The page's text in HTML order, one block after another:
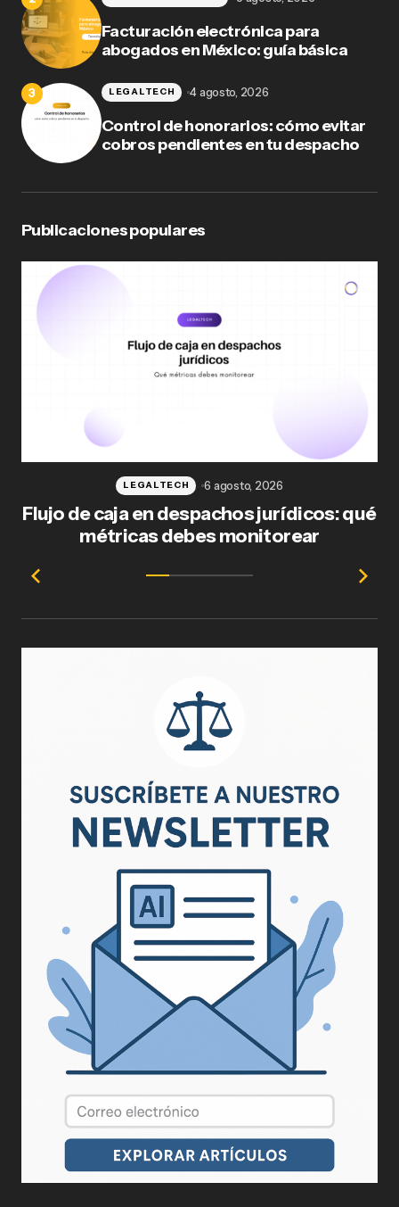
Facturación electrónica para
abogados en México: guía básica
Control de honorarios: cómo evitar
cobros pendientes en tu despacho
LEGALTECH 4 agosto, 2026
Publicaciones populares
Flujo de caja en despachos jurídicos: qué
métricas debes monitorear
LEGALTECH 6 agosto, 2026